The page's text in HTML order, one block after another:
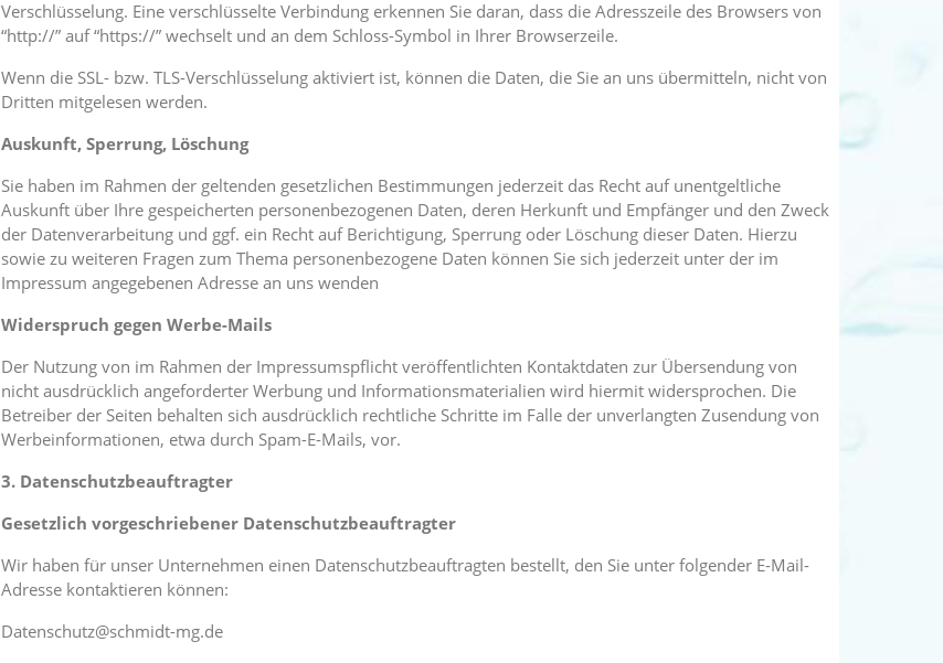
Verschlüsselung. Eine verschlüsselte Verbindung erkennen Sie daran, dass die Adresszeile des Browsers von
“http://” auf “https://” wechselt und an dem Schloss-Symbol in Ihrer Browserzeile.
Wenn die SSL- bzw. TLS-Verschlüsselung aktiviert ist, können die Daten, die Sie an uns übermitteln, nicht von
Dritten mitgelesen werden.
Auskunft, Sperrung, Löschung
Sie haben im Rahmen der geltenden gesetzlichen Bestimmungen jederzeit das Recht auf unentgeltliche
Auskunft über Ihre gespeicherten personenbezogenen Daten, deren Herkunft und Empfänger und den Zweck
der Datenverarbeitung und ggf. ein Recht auf Berichtigung, Sperrung oder Löschung dieser Daten. Hierzu
sowie zu weiteren Fragen zum Thema personenbezogene Daten können Sie sich jederzeit unter der im
Impressum angegebenen Adresse an uns wenden
Widerspruch gegen Werbe-Mails
Der Nutzung von im Rahmen der Impressumspflicht veröffentlichten Kontaktdaten zur Übersendung von
nicht ausdrücklich angeforderter Werbung und Informationsmaterialien wird hiermit widersprochen. Die
Betreiber der Seiten behalten sich ausdrücklich rechtliche Schritte im Falle der unverlangten Zusendung von
Werbeinformationen, etwa durch Spam-E-Mails, vor.
3. Datenschutzbeauftragter
Gesetzlich vorgeschriebener Datenschutzbeauftragter
Wir haben für unser Unternehmen einen Datenschutzbeauftragten bestellt, den Sie unter folgender E-Mail-
Adresse kontaktieren können:
Datenschutz@schmidt-mg.de